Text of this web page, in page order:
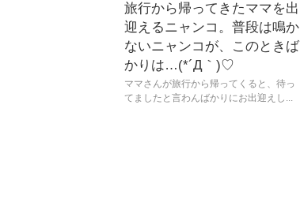
旅行から帰ってきたママを出
迎えるニャンコ。普段は鳴か
ないニャンコが、このときば
かりは…(*´Д｀)♡
ママさんが旅行から帰ってくると、待っ
てましたと言わんばかりにお出迎えし...